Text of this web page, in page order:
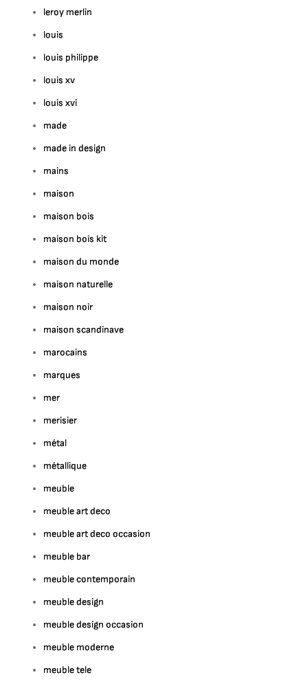
leroy merlin
louis
louis philippe
louis xv
louis xvi
made
made in design
mains
maison
maison bois
maison bois kit
maison du monde
maison naturelle
maison noir
maison scandinave
marocains
marques
mer
merisier
métal
métallique
meuble
meuble art deco
meuble art deco occasion
meuble bar
meuble contemporain
meuble design
meuble design occasion
meuble moderne
meuble tele